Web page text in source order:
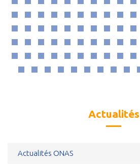
Actualités
Actualités ONAS